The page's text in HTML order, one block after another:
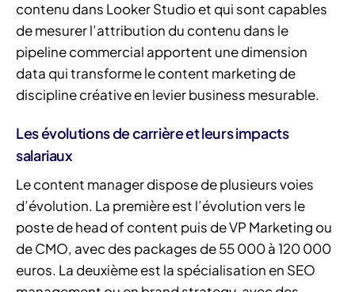
contenu dans Looker Studio et qui sont capables
de mesurer l’attribution du contenu dans le
pipeline commercial apportent une dimension
data qui transforme le content marketing de
discipline créative en levier business mesurable.
Les évolutions de carrière et leurs impacts
salariaux
Le content manager dispose de plusieurs voies
d’évolution. La première est l’évolution vers le
poste de head of content puis de VP Marketing ou
de CMO, avec des packages de 55 000 à 120 000
euros. La deuxième est la spécialisation en SEO